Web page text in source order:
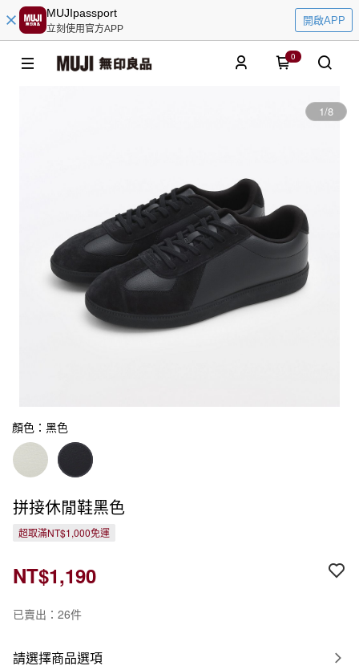
MUJIpassport
立刻使用官方APP
開啟APP
0
1/8
顏色：黑色
拼接休閒鞋黑色
超取滿NT$1,000免運
NT$1,190
已賣出：26件
請選擇商品選項